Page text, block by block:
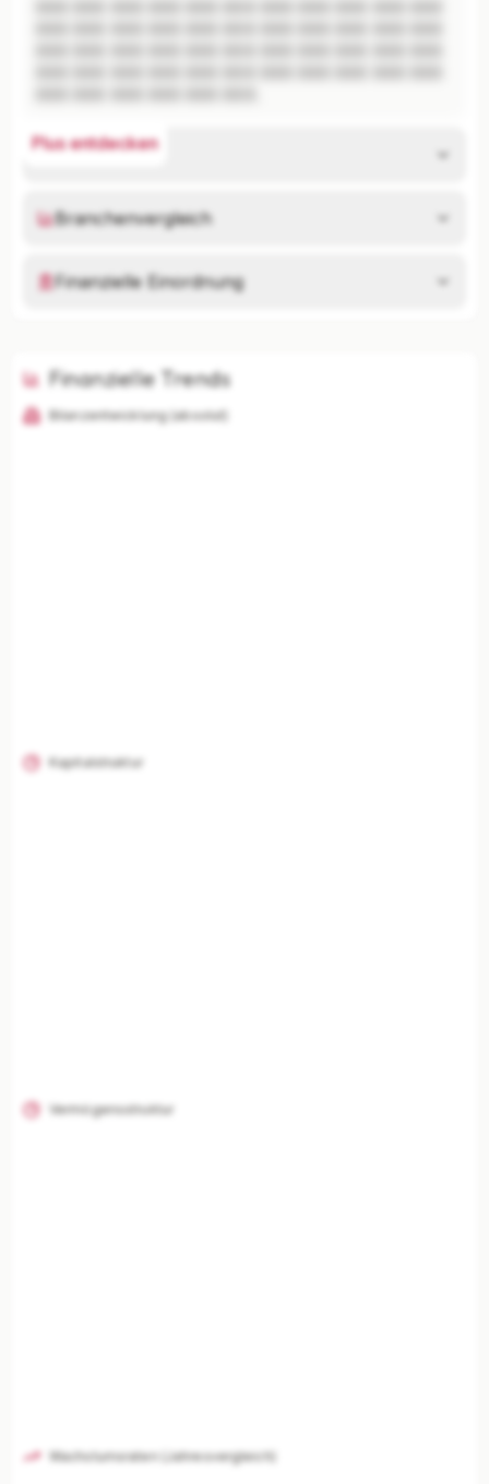
Plus entdecken
Risikoanalyse
Branchenvergleich
Finanzielle Einordnung
Finanzielle Trends
Bilanzentwicklung (absolut)
Kapitalstruktur
Vermögensstruktur
Wachstumsraten (Jahresvergleich)